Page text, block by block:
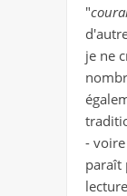
"
je ne
-
paraît